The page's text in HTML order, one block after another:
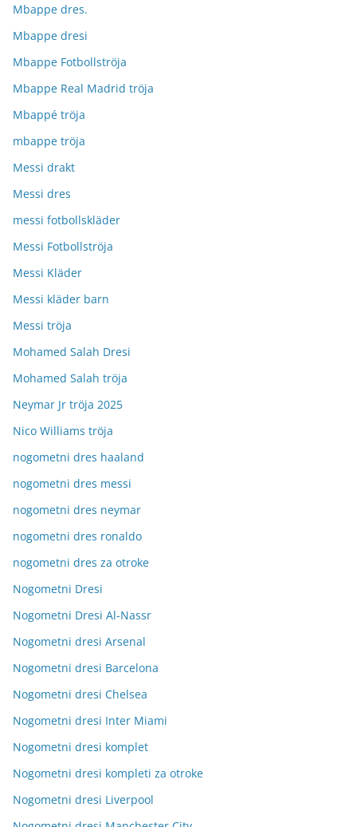
Mbappe dres.
Mbappe dresi
Mbappe Fotbollströja
Mbappe Real Madrid tröja
Mbappé tröja
mbappe tröja
Messi drakt
Messi dres
messi fotbollskläder
Messi Fotbollströja
Messi Kläder
Messi kläder barn
Messi tröja
Mohamed Salah Dresi
Mohamed Salah tröja
Neymar Jr tröja 2025
Nico Williams tröja
nogometni dres haaland
nogometni dres messi
nogometni dres neymar
nogometni dres ronaldo
nogometni dres za otroke
Nogometni Dresi
Nogometni Dresi Al-Nassr
Nogometni dresi Arsenal
Nogometni dresi Barcelona
Nogometni dresi Chelsea
Nogometni dresi Inter Miami
Nogometni dresi komplet
Nogometni dresi kompleti za otroke
Nogometni dresi Liverpool